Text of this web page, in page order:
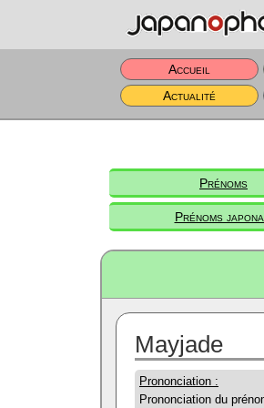
Accueil
Actualité
Prénoms
Prénoms
Mayjade
Prononciation :
Prononciation du